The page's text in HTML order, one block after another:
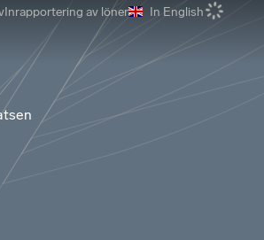
Inrapportering av löner In English